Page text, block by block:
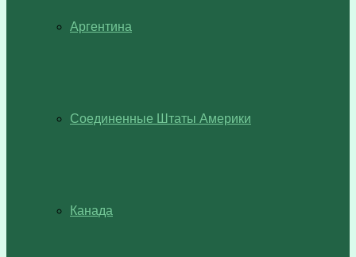
Аргентина
Соединенные Штаты Америки
Канада